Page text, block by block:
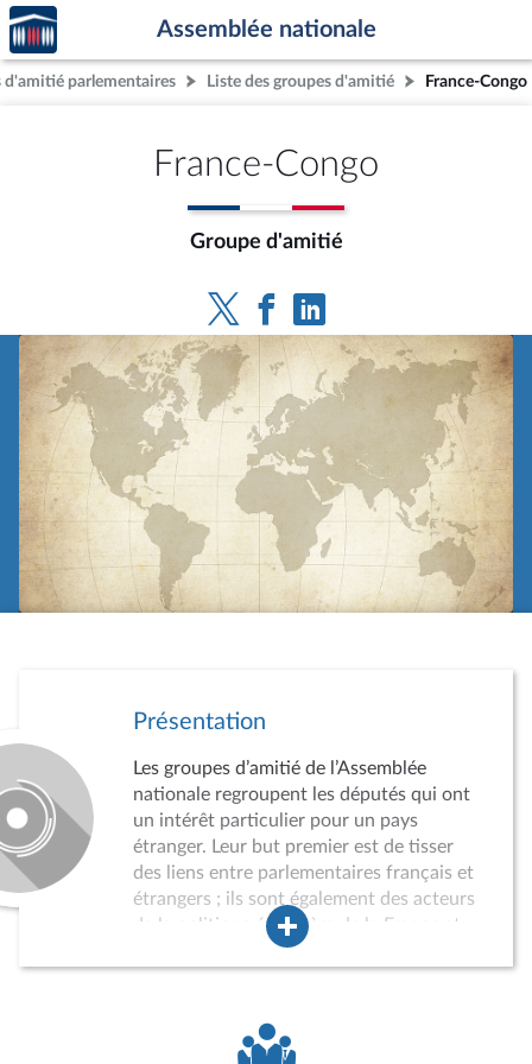
Aller au contenu
Aller en bas de la page
Accèder
à la
page
d'accueil
Assemblée nationale
d'amitié parlementaires Liste des groupes d'amitié France-Congo
France-Congo
Groupe d'amitié
Présentation
Les groupes d’amitié de l’Assemblée
nationale regroupent les députés qui ont
un intérêt particulier pour un pays
étranger. Leur but premier est de tisser
des liens entre parlementaires français et
étrangers ; ils sont également des acteurs
de la politique étrangère de la France et
des instruments du rayonnement
l’Assemblée est obligatoire et soumis à
conditions. Lorsqu’il n’est pas possible de